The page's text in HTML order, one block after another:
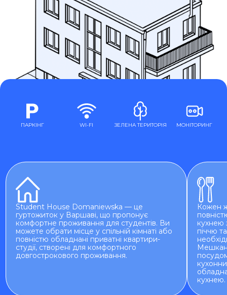
ПАРКІНГ WI-FI ЗЕЛЕНА ТЕРИТОРІЯ МОНІТОРИНГ
Student House Domaniewska — це
гуртожиток у Варшаві, що пропонує
комфортне проживання для студентів. Ви
можете обрати місце у спільній кімнаті або
повністю обладнані приватні квартири-
студії, створені для комфортного
довгострокового проживання.
Кожен
кухнею
піччю
кухнею.